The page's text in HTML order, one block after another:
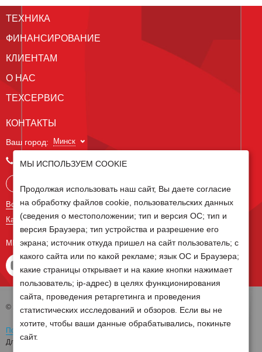
ТЕХНИКА
ФИНАНСИРОВАНИЕ
КЛИЕНТАМ
О НАС
ТЕХСЕРВИС
КОНТАКТЫ
Ваш город: Минск
+375 29 238 97 34
Все контакты
Карта сайта
МЫ В СОЦ СЕТЯХ
© 2026 Группа компаний Белагро
Политика обработки персональных данных
Для отзыва согласия на обработку персональных данных необходимо
МЫ ИСПОЛЬЗУЕМ COOKIE
Продолжая использовать наш сайт, Вы даете согласие
на обработку файлов cookie, пользовательских данных
(сведения о местоположении; тип и версия ОС; тип и
версия Браузера; тип устройства и разрешение его
экрана; источник откуда пришел на сайт пользователь; с
какого сайта или по какой рекламе; язык ОС и Браузера;
какие страницы открывает и на какие кнопки нажимает
пользователь; ip-адрес) в целях функционирования
сайта, проведения ретаргетинга и проведения
статистических исследований и обзоров. Если вы не
хотите, чтобы ваши данные обрабатывались, покиньте
сайт.